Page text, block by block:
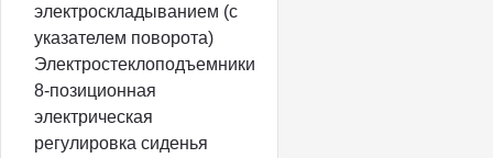
электроскладыванием (с
указателем поворота)
Электростеклоподъемники
8-позиционная
электрическая
регулировка сиденья